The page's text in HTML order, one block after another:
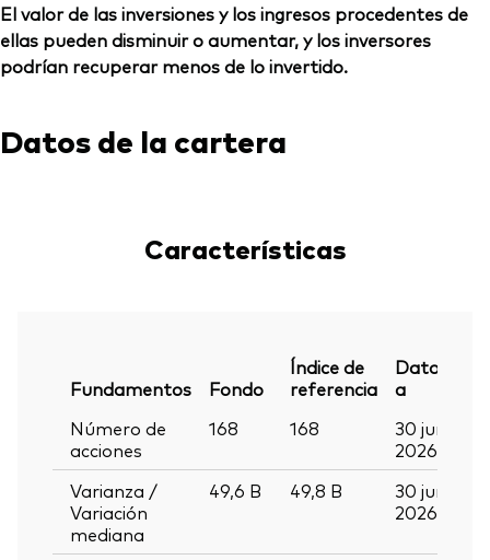
El valor de las inversiones y los ingresos procedentes de
ellas pueden disminuir o aumentar, y los inversores
podrían recuperar menos de lo invertido.
Datos de la cartera
Características
Fundamentos Fondo
Índice de
referencia
Datos
a
Número de
acciones
168 168
30 jun
2026
Varianza /
Variación
mediana
49,6 B 49,8 B
30 jun
2026